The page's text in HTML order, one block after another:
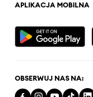
APLIKACJA MOBILNA
OBSERWUJ NAS NA: